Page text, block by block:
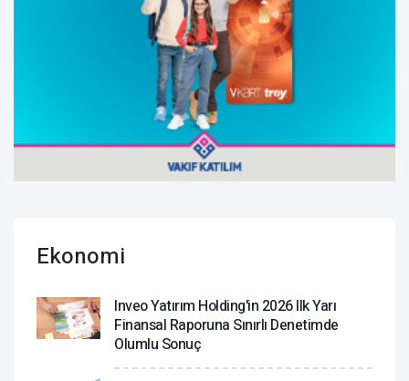
Ekonomi
Inveo Yatırım Holding'in 2026 Ilk Yarı
Finansal Raporuna Sınırlı Denetimde
Olumlu Sonuç